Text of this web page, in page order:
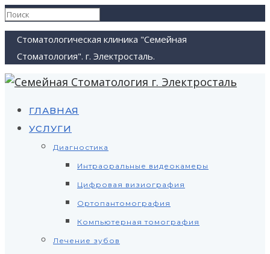
Стоматологическая клиника "Семейная
Стоматология". г. Электросталь.
ГЛАВНАЯ
УСЛУГИ
Диагностика
Интраоральные видеокамеры
Цифровая визиография
Ортопантомография
Компьютерная томография
Лечение зубов